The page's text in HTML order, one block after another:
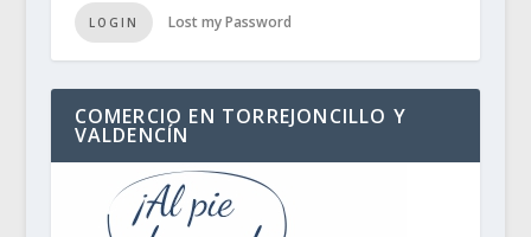
LOGIN Lost my Password
COMERCIO EN TORREJONCILLO Y
VALDENCÍN